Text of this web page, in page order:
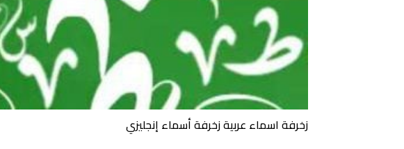
زخرفة اسماء عربية زخرفة أسماء إنجليزي